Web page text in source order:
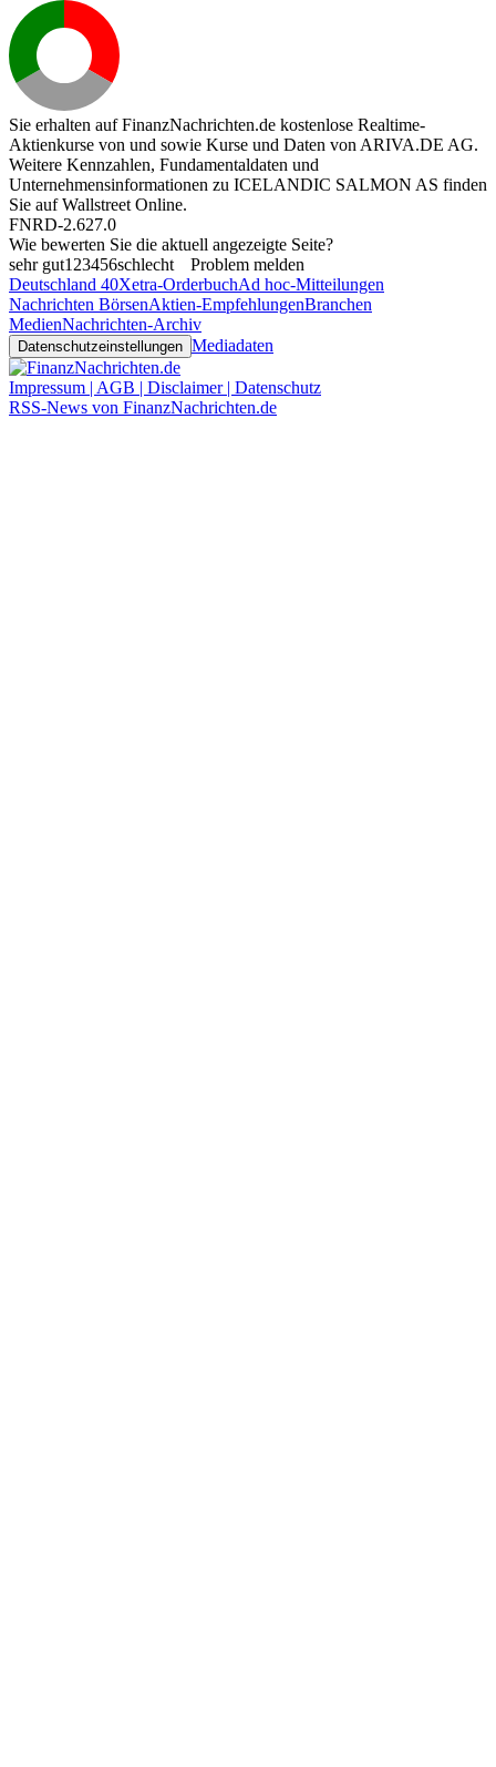
Sie erhalten auf FinanzNachrichten.de kostenlose Realtime-
Aktienkurse von und sowie Kurse und Daten von ARIVA.DE AG.
Weitere Kennzahlen, Fundamentaldaten und
Unternehmensinformationen zu ICELANDIC SALMON AS finden
Sie aufWallstreet Online.
FNRD-2.627.0
Wie bewerten Sie die aktuell angezeigte Seite?
sehr gut1 23456schlecht
Problem melden
Deutschland 40Xetra-OrderbuchAd hoc-Mitteilungen
Nachrichten BörsenAktien-EmpfehlungenBranchen
MedienNachrichten-Archiv
Datenschutzeinstellungen Mediadaten
Impressum | AGB | Disclaimer | Datenschutz
RSS-News von FinanzNachrichten.de